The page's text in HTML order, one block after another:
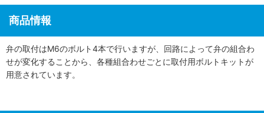
商品情報
弁の取付はM6のボルト4本で行いますが、回路によって弁の組合わ
せが変化することから、各種組合わせごとに取付用ボルトキットが
用意されています。